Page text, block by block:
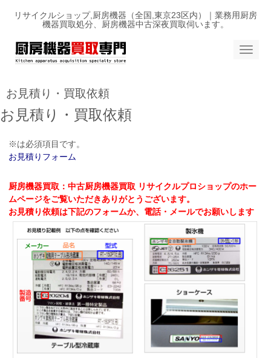
リサイクルショップ,厨房機器（全国,東京23区内）｜業務用厨房
機器買取処分、厨房機器中古深夜買取伺います。
N
お見積り・買取依頼
お見積り・買取依頼
※は必須項目です。
お見積りフォーム
厨房機器買取：中古厨房機器買取 リサイクルプロショップのホー
ムページをご覧いただきありがとうございます。
お見積り依頼は下記のフォームか、電話・メールでお願いします